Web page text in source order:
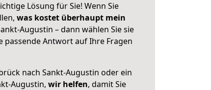
Lösung für Sie! Wenn Sie
was kostet überhaupt mein
Augustin – dann wählen Sie sie
passende Antwort auf Ihre Fragen
nach Sankt-Augustin oder ein
Augustin, wir helfen, damit Sie